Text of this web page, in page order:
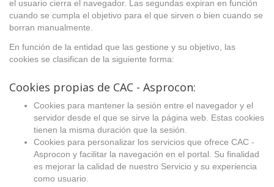
el usuario cierra el navegador. Las segundas expiran en función
cuando se cumpla el objetivo para el que sirven o bien cuando se
borran manualmente.
En función de la entidad que las gestione y su objetivo, las
cookies se clasifican de la siguiente forma:
Cookies propias de CAC - Asprocon:
Cookies para mantener la sesión entre el navegador y el
servidor desde el que se sirve la página web. Estas cookies
tienen la misma duración que la sesión.
Cookies para personalizar los servicios que ofrece CAC -
Asprocon y facilitar la navegación en el portal. Su finalidad
es mejorar la calidad de nuestro Servicio y su experiencia
como usuario.